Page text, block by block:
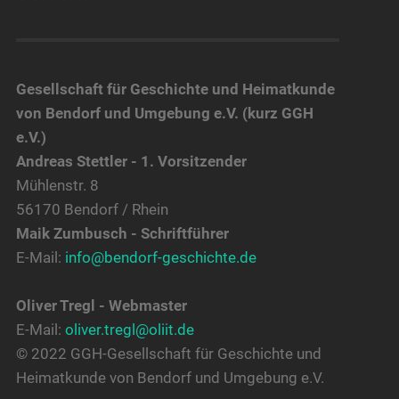
Gesellschaft für Geschichte und Heimatkunde
von Bendorf und Umgebung e.V. (kurz GGH
e.V.)
Andreas Stettler - 1. Vorsitzender
Mühlenstr. 8
56170 Bendorf / Rhein
Maik Zumbusch - Schriftführer
E-Mail: info@bendorf-geschichte.de
Oliver Tregl - Webmaster
E-Mail: oliver.tregl@oliit.de
© 2022 GGH-Gesellschaft für Geschichte und
Heimatkunde von Bendorf und Umgebung e.V.